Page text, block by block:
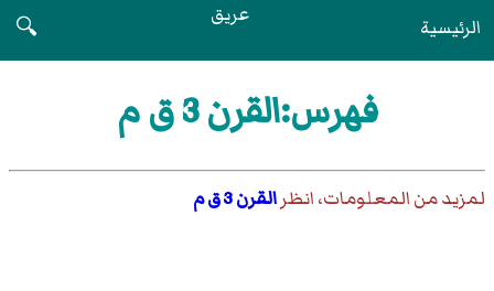
الرئيسية عريق
🔍
فهرس:القرن 3 ق م
لمزيد من المعلومات، انظرالقرن 3 ق م